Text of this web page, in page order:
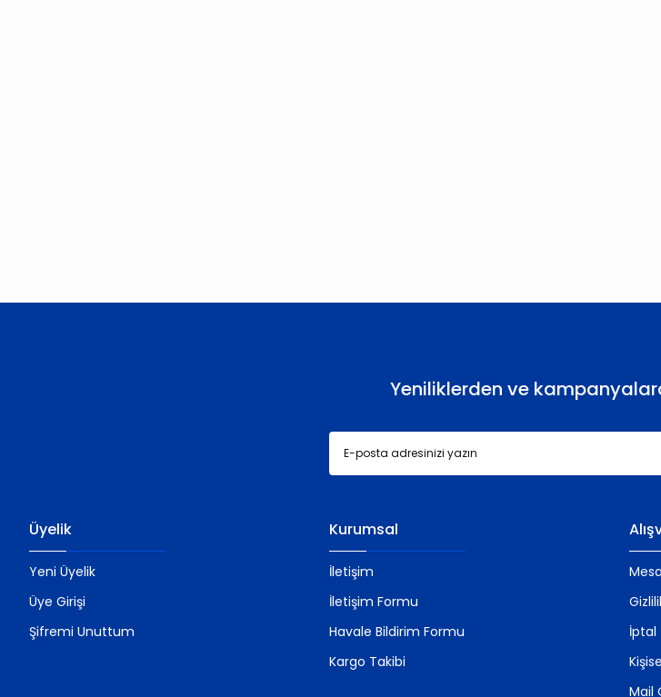
Ürün bilgilerinde hatalar bulunuyor.
Gönder
Yeniliklerden ve
Üyelik
Yeni Üyelik
Üye Girişi
Şifremi Unuttum
Kurumsal
İletişim
İletişim Formu
Havale Bildirim Formu
Kargo Takibi
İptal
Mail